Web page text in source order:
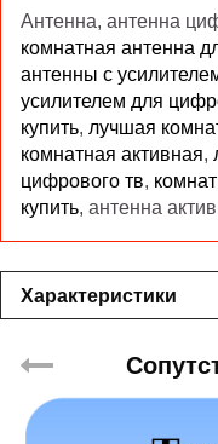
Антенна, антенна
комнатная антенна
антенны с
усилителем для
купить, лучшая
комнатная активная,
цифрового тв,
купить, антенна
Характеристики